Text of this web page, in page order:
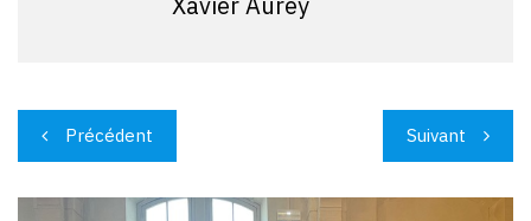
Navigation
de
l’article
Précédent Suivant